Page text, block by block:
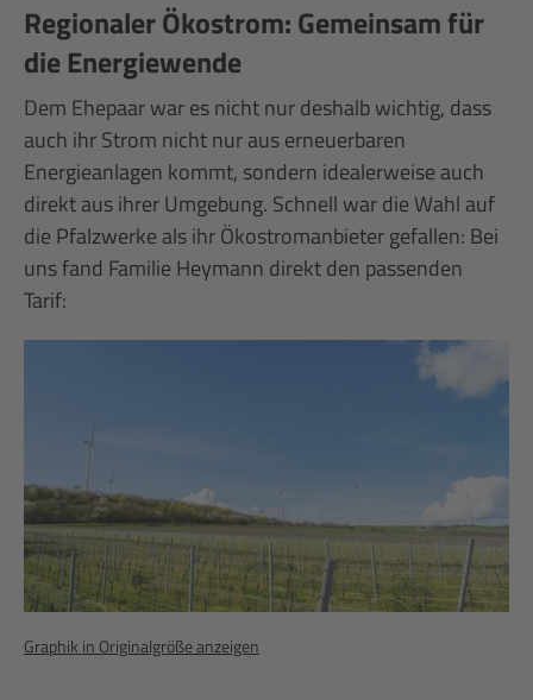
Regionaler Ökostrom: Gemeinsam für
die Energiewende
Dem Ehepaar war es nicht nur deshalb wichtig, dass
auch ihr Strom nicht nur aus erneuerbaren
Energieanlagen kommt, sondern idealerweise auch
direkt aus ihrer Umgebung. Schnell war die Wahl auf
die Pfalzwerke als ihr Ökostromanbieter gefallen: Bei
uns fand Familie Heymann direkt den passenden
Tarif:
Graphik in Originalgröße anzeigen